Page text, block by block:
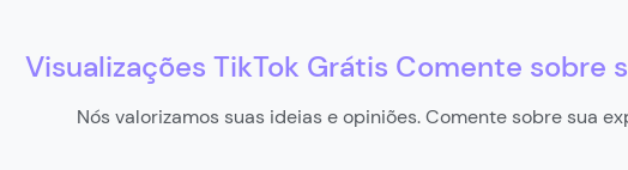
Visualizações TikTok Grátis Comente sobre
Nós valorizamos suas ideias e opiniões. Comente sobre sua